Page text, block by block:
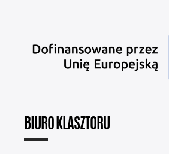
BIURO KLASZTORU